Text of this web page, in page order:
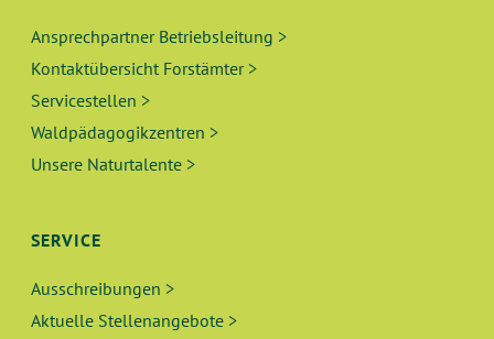
Ansprechpartner Betriebsleitung >
Kontaktübersicht Forstämter >
Servicestellen >
Waldpädagogikzentren >
Unsere Naturtalente >
SERVICE
Ausschreibungen >
Aktuelle Stellenangebote >